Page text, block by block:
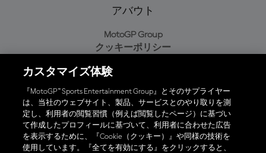
アバウト
MotoGP Group
クッキーポリシー
プライバシーポリシー
購入ポリシー
オフィシャルアプリ
カスタマイズ体験
『MotoGP™ Sports Entertainment Group』とそのサプライヤー
は、当社のウェブサイト、製品、サービスとのやり取りを測
定し、利用者の閲覧習慣（例えば閲覧したページ）に基づい
て作成したプロフィールに基づいて、利用者に合わせた広告
を表示するために、『Cookie（クッキー）』や同様の技術を
使用しています。『全てを有効にする』をクリックすると、